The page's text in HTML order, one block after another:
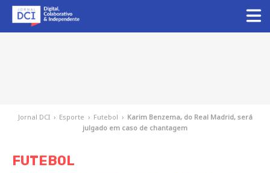
Jornal DCI › Esporte › Futebol › Karim Benzema, do Real Madrid, será
julgado em caso de chantagem
FUTEBOL